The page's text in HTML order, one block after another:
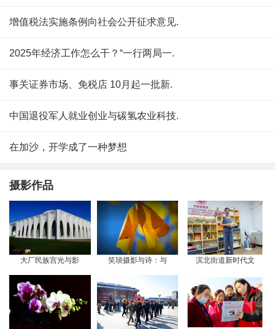
增值税法实施条例向社会公开征求意见.
2025年经济工作怎么干？“一行两局一.
事关证券市场、免税店 10月起一批新.
中国退役军人就业创业与碳氢农业科技.
在加沙，开学成了一种梦想
摄影作品
大厂民族宫光与影 笑琰摄影与诗：与 滨北街道新时代文